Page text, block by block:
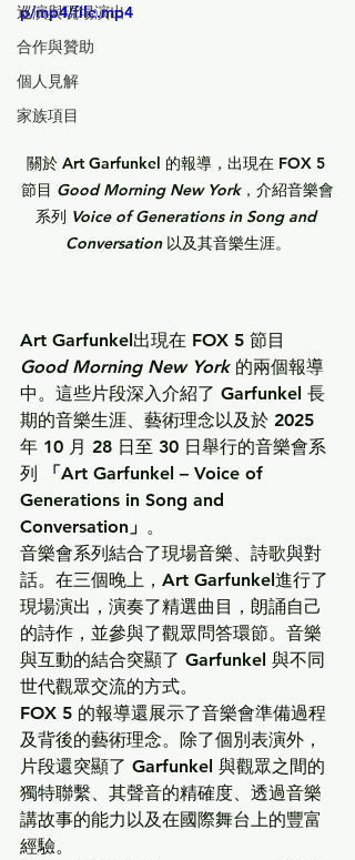
巡演與現場演出
合作與贊助
個人見解
家族項目
p/mp4/file.mp4
關於 Art Garfunkel 的報導，出現在 FOX 5
節目 Good Morning New York，介紹音樂會
系列 Voice of Generations in Song and
Conversation 以及其音樂生涯。
Art Garfunkel出現在 FOX 5 節目
Good Morning New York 的兩個報導
中。這些片段深入介紹了 Garfunkel 長
期的音樂生涯、藝術理念以及於 2025
年 10 月 28 日至 30 日舉行的音樂會系
列
「Art Garfunkel – Voice of
Generations in Song and
Conversation」 。
音樂會系列結合了現場音樂、詩歌與對
話。在三個晚上， Art Garfunkel進行了
現場演出，演奏了精選曲目，朗誦自己
的詩作，並參與了觀眾問答環節。音樂
與互動的結合突顯了 Garfunkel 與不同
世代觀眾交流的方式。
FOX 5 的報導還展示了音樂會準備過程
及背後的藝術理念。除了個別表演外，
片段還突顯了 Garfunkel 與觀眾之間的
獨特聯繫、其聲音的精確度、透過音樂
講故事的能力以及在國際舞台上的豐富
經驗。